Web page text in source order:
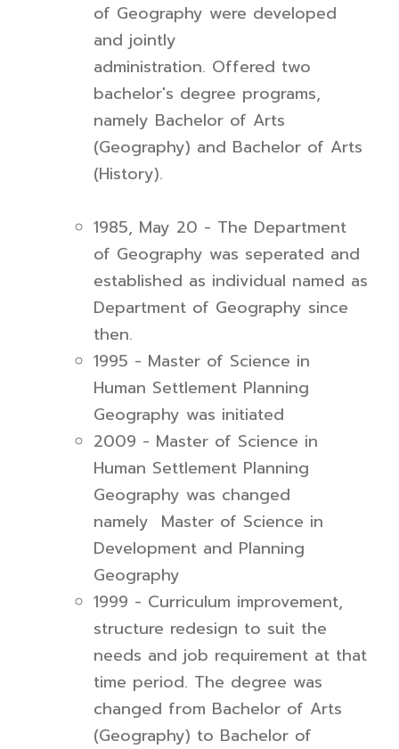
of Geography were developed
and jointly
administration. Offered two
bachelor's degree programs,
namely Bachelor of Arts
(Geography) and Bachelor of Arts
(History).
1985, May 20 - The Department
of Geography was seperated and
established as individual named as
Department of Geography since
then.
1995 - Master of Science in
Human Settlement Planning
Geography was initiated
2009 - Master of Science in
Human Settlement Planning
Geography was changed
namely Master of Science in
Development and Planning
Geography
1999 - Curriculum improvement,
structure redesign to suit the
needs and job requirement at that
time period. The degree was
changed from Bachelor of Arts
(Geography) to Bachelor of